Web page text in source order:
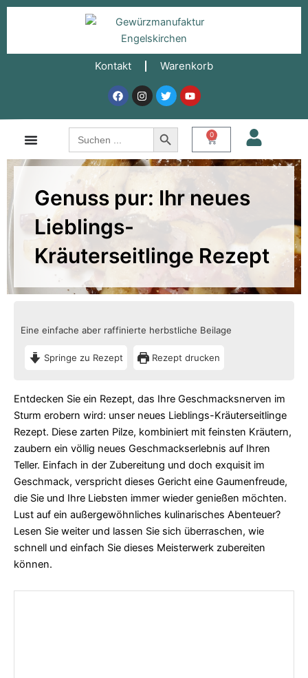
Zum
Kontakt
Warenkorb
FacebookInstagram
TwitterYoutube
Search
for:
Search Button
0
Warenkorb
Genuss pur: Ihr neues
Lieblings-
Kräuterseitlinge Rezept
Eine einfache aber raffinierte herbstliche Beilage
Springe zu Rezept Rezept drucken
Entdecken Sie ein Rezept, das Ihre Geschmacksnerven im
Sturm erobern wird: unser neues Lieblings-Kräuterseitlinge
Rezept. Diese zarten Pilze, kombiniert mit feinsten Kräutern,
zaubern ein völlig neues Geschmackserlebnis auf Ihren
Teller. Einfach in der Zubereitung und doch exquisit im
Geschmack, verspricht dieses Gericht eine Gaumenfreude,
die Sie und Ihre Liebsten immer wieder genießen möchten.
Lust auf ein außergewöhnliches kulinarisches Abenteuer?
Lesen Sie weiter und lassen Sie sich überraschen, wie
schnell und einfach Sie dieses Meisterwerk zubereiten
können.
5,20€
6,70€